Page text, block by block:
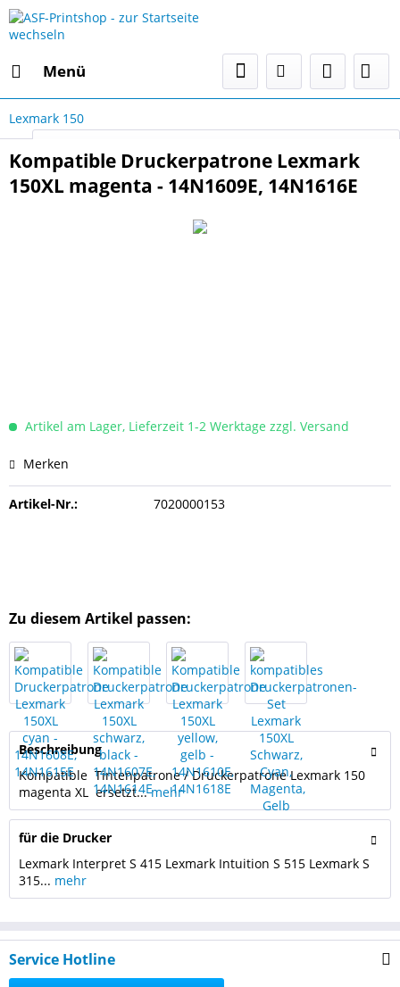
Menü
Select Language
Lexmark 150
Kompatible Druckerpatrone Lexmark
150XL magenta - 14N1609E, 14N1616E
Artikel am Lager, Lieferzeit 1-2 Werktage zzgl. Versand
Merken
Artikel-Nr.: 7020000153
Zu diesem Artikel passen:
Beschreibung
Kompatible Tintenpatrone / Druckerpatrone Lexmark 150
magenta XL ersetzt...mehr
für die Drucker
Lexmark Interpret S 415 Lexmark Intuition S 515 Lexmark S
315... mehr
Service Hotline